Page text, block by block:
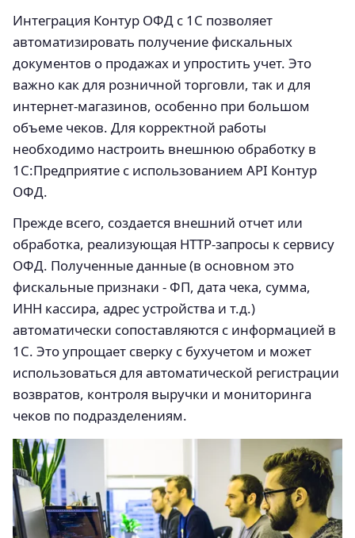
Интеграция Контур ОФД с 1С позволяет
автоматизировать получение фискальных
документов о продажах и упростить учет. Это
важно как для розничной торговли, так и для
интернет-магазинов, особенно при большом
объеме чеков. Для корректной работы
необходимо настроить внешнюю обработку в
1С:Предприятие с использованием API Контур
ОФД.
Прежде всего, создается внешний отчет или
обработка, реализующая HTTP-запросы к сервису
ОФД. Полученные данные (в основном это
фискальные признаки - ФП, дата чека, сумма,
ИНН кассира, адрес устройства и т.д.)
автоматически сопоставляются с информацией в
1С. Это упрощает сверку с бухучетом и может
использоваться для автоматической регистрации
возвратов, контроля выручки и мониторинга
чеков по подразделениям.